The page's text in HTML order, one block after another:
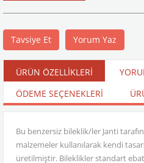
Tavsiye Et Yorum Yaz
ÜRÜN ÖZELLIKLERI
ÖDEME SEÇENEKLERI
Bu benzersiz bileklik/ler Janti
malzemeler kullanılarak kendi
üretilmiştir. Bileklikler standart